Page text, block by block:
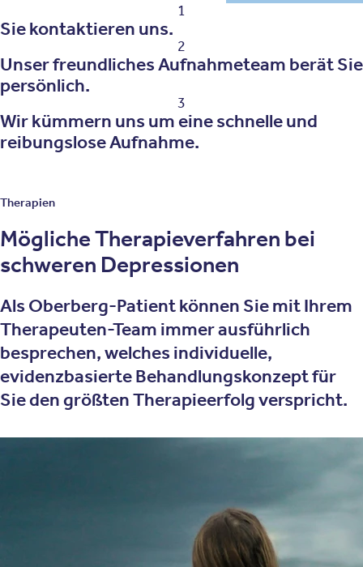
1
Sie kontaktieren uns.
2
Unser freundliches Aufnahmeteam berät Sie
persönlich.
3
Wir kümmern uns um eine schnelle und
reibungslose Aufnahme.
Therapien
Mögliche Therapieverfahren bei
schweren Depressionen
Als Oberberg-Patient können Sie mit Ihrem
Therapeuten-Team immer ausführlich
besprechen, welches individuelle,
evidenzbasierte Behandlungskonzept für
Sie den größten Therapieerfolg verspricht.
Zur Behandlung von schweren Depressionen setzen wir
unter anderem diese Therapieverfahren ein:
Biologische Therapieverfahren